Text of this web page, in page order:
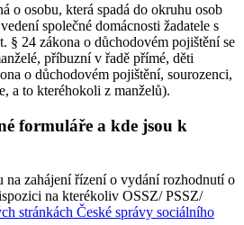
o osobu, která spadá do okruhu osob
společné domácnosti žadatele s
§ 24 zákona o důchodovém pojištění se
příbuzní v řadě přímé, děti
o důchodovém pojištění, sourozenci,
a to kteréhokoli z manželů).
formuláře a kde jsou k
na zahájení řízení o vydání rozhodnutí o
na kterékoliv OSSZ/ PSSZ/
stránkách České správy sociálního